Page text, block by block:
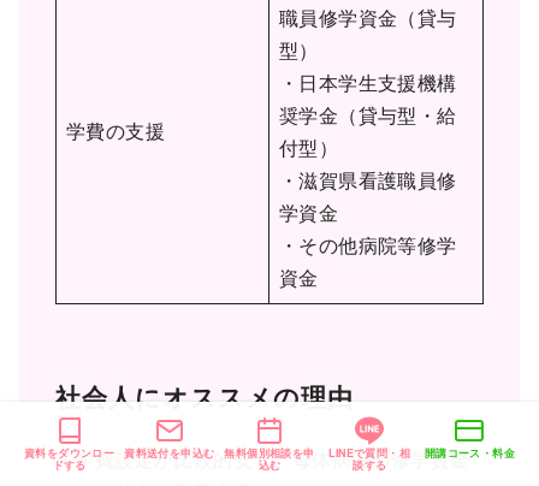
学費の支援
職員修学資金（貸与
型）
・日本学生支援機構
奨学金（貸与型・給
付型）
・滋賀県看護職員修
学資金
・その他病院等修学
資金
社会人にオススメの理由
・学費設定が比較的安く、母体病院の修学資金
資料をダウンロー
ドする
資料送付を申込む 無料個別相談を申
込む
LINEで質問・相
談する
開講コース・料金